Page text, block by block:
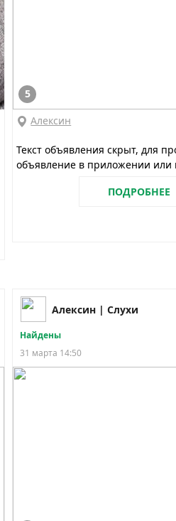
5
Алексин
Текст объявления скрыт, для
объявление в приложении или
ПОДРОБНЕЕ
Алексин | Слухи
Найдены
31 марта 14:50